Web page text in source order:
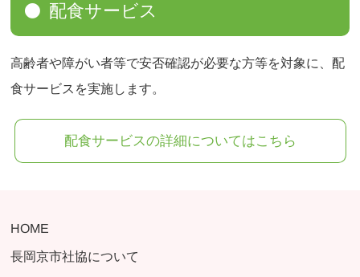
配食サービス
高齢者や障がい者等で安否確認が必要な方等を対象に、配
食サービスを実施します。
配食サービスの詳細についてはこちら
HOME
長岡京市社協について